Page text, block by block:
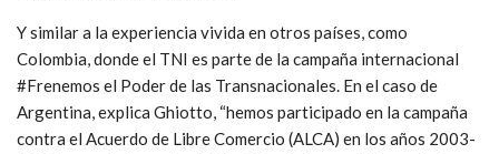
Y similar a la experiencia vivida en otros países, como
Colombia, donde el TNI es parte de la campaña internacional
#Frenemos el Poder de las Transnacionales. En el caso de
Argentina, explica Ghiotto, “hemos participado en la campaña
contra el Acuerdo de Libre Comercio (ALCA) en los años 2003-